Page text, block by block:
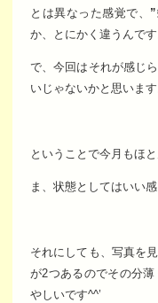
とは異なった感覚で、
か、とにかく違うんです
で、今回はそれが感じ
いじゃないかと思います
ということで今月もほ
ま、状態としてはいい
それにしても、写真を
が2つあるのでその分
やしいです^^’